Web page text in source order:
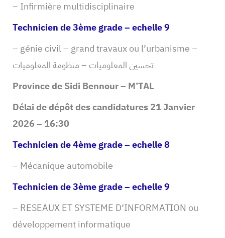
– Infirmière multidisciplinaire
Technicien de 3ème grade – echelle 9
– génie civil – grand travaux ou l’urbanisme –
تحسين المعلوميات – منظومة المعلوميات
Province de Sidi Bennour – M’TAL
Délai de dépôt des candidatures 21 Janvier
2026 – 16:30
Technicien de 4ème grade – echelle 8
– Mécanique automobile
Technicien de 3ème grade – echelle 9
– RESEAUX ET SYSTEME D’INFORMATION ou
développement informatique